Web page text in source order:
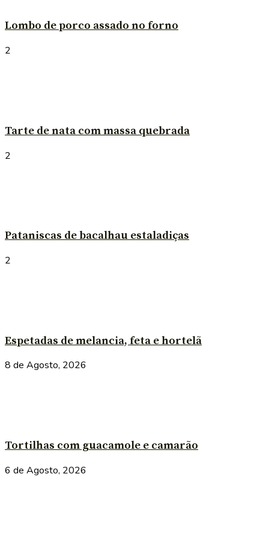
Lombo de porco assado no forno
2
Tarte de nata com massa quebrada
2
Pataniscas de bacalhau estaladiças
2
Espetadas de melancia, feta e hortelã
8 de Agosto, 2026
Tortilhas com guacamole e camarão
6 de Agosto, 2026